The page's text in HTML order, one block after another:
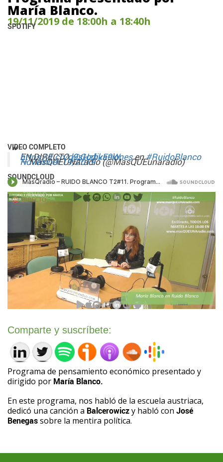
María Blanco.
19/11/2019 de 18:00h a 18:40h
SPOTIFY
VIDEO COMPLETO
EN DIRECTO,@Godivacionesen#RuidoBlanco
https://t.co/d9sHzbkE9W
— MasQUEUNAradio (@MasQUEunaradio)
November 19, 2019
SOUNDCLOUD
Comparte y suscríbete:
Programa de pensamiento económico presentado y
dirigido por María Blanco.
En este programa, nos habló de la escuela austriaca,
dedicó una canción a Balcerowiczy habló con José
Benegassobre la mentira política.